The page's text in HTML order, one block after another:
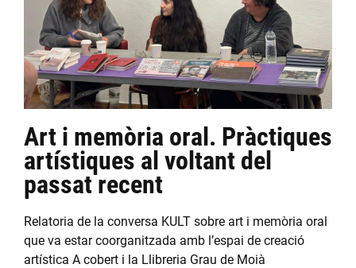
Art i memòria oral. Pràctiques
artístiques al voltant del
passat recent
Relatoria de la conversa KULT sobre art i memòria oral
que va estar coorganitzada amb l’espai de creació
artística A cobert i la Llibreria Grau de Moià